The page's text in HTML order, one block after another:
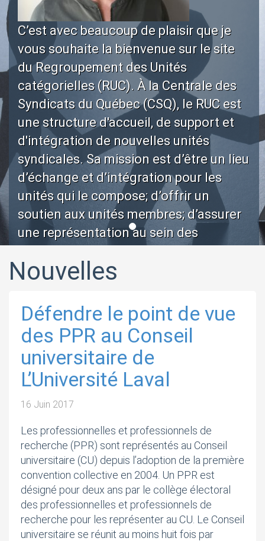
C’est avec beaucoup de plaisir que je
vous souhaite la bienvenue sur le site
du Regroupement des Unités
catégorielles (RUC). À la Centrale des
Syndicats du Québec (CSQ), le RUC est
une structure d'accueil, de support et
d'intégration de nouvelles unités
syndicales. Sa mission est d’être un lieu
d’échange et d’intégration pour les
unités qui le compose; d’offrir un
soutien aux unités membres; d’assurer
une représentation au sein des
la participation de ses membres aux
Plus >>
Nouvelles
Défendre le point de vue
des PPR au Conseil
universitaire de
L’Université Laval
16 Juin 2017
Les professionnelles et professionnels de
recherche (PPR) sont représentés au Conseil
universitaire (CU) depuis l’adoption de la première
convention collective en 2004. Un PPR est
désigné pour deux ans par le collège électoral
des professionnelles et professionnels de
recherche pour les représenter au CU. Le Conseil
universitaire se réunit au moins huit fois par